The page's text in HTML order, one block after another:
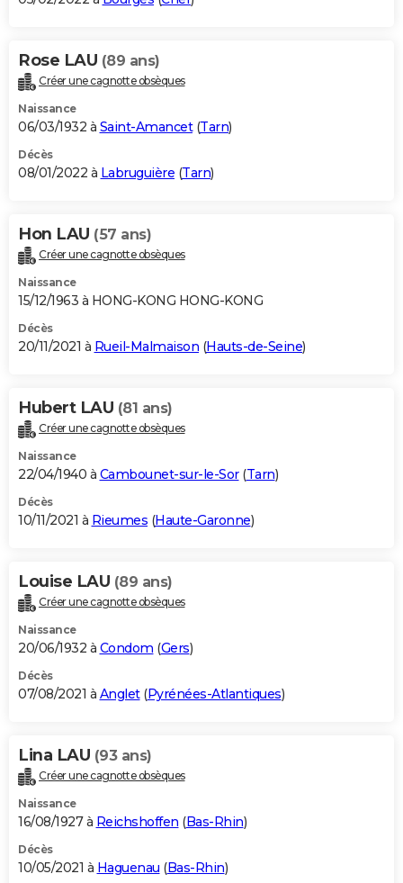
Rose LAU (89 ans)
Créer une cagnotte obsèques
Naissance
06/03/1932 à Saint-Amancet(Tarn)
Décès
08/01/2022 à Labruguière (Tarn)
Hon LAU (57 ans)
Créer une cagnotte obsèques
Naissance
15/12/1963 à HONG-KONG HONG-KONG
Décès
20/11/2021 à Rueil-Malmaison (Hauts-de-Seine)
Hubert LAU (81 ans)
Créer une cagnotte obsèques
Naissance
22/04/1940 à Cambounet-sur-le-Sor(Tarn)
Décès
10/11/2021 à Rieumes (Haute-Garonne)
Louise LAU (89 ans)
Créer une cagnotte obsèques
Naissance
20/06/1932 à Condom (Gers)
Décès
07/08/2021 à Anglet(Pyrénées-Atlantiques)
Lina LAU (93 ans)
Créer une cagnotte obsèques
Naissance
16/08/1927 à Reichshoffen (Bas-Rhin)
Décès
10/05/2021 à Haguenau (Bas-Rhin)